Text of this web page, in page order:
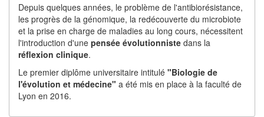
Depuis quelques années, le problème de l'antibiorésistance,
les progrès de la génomique, la redécouverte du microbiote
et la prise en charge de maladies au long cours, nécessitent
l'introduction d'une pensée évolutionniste dans la
réflexion clinique.
Le premier diplôme universitaire intitulé "Biologie de
l'évolution et médecine" a été mis en place à la faculté de
Lyon en 2016.